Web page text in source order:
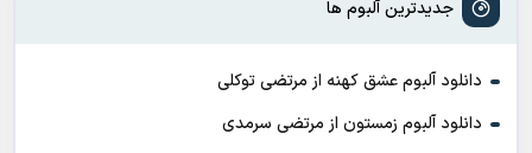
جدیدترین آلبوم ها
دانلود آلبوم عشق کهنه از مرتضی توکلی
دانلود آلبوم زمستون از مرتضی سرمدی